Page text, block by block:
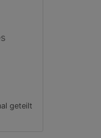
geteilt